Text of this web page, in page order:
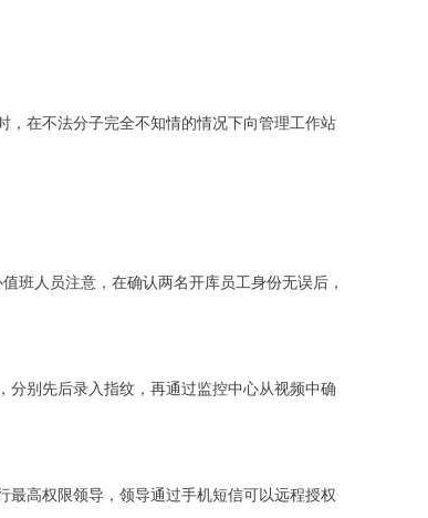
，在不法分子完全不知情的情况下向管理工作站
人员注意，在确认两名开库员工身份无误后，
别先后录入指纹，再通过监控中心从视频中确
最高权限领导，领导通过手机短信可以远程授权